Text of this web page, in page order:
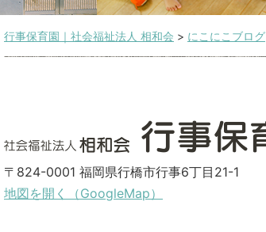
行事保育園｜社会福祉法人 相和会 > にこにこブログ
〒824-0001 福岡県行橋市行事6丁目21-1
地図を開く（GoogleMap）